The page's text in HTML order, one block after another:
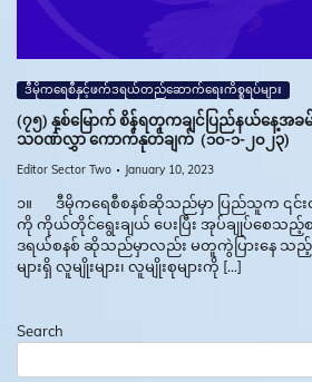
ဒီမိုကရေစီနှင့်ဖက်ဒရယ်တည်ဆောက်‌ရေးကိစ္စရပ်များ
(၇၅) နှစ်မြောက် စိန်ရတုကချင်ပြည်နယ်နေ့အခ
သဝဏ်လွှာ ကောက်နုတ်ချက် (၁၀-၁-၂၀၂၃)
Editor Sector Two January 10, 2023
၁။ ဒီမိုကရေစီစနစ်ဆိုသည်မှာ ပြည်သူက ၎င်းတို့
ကို ကိုယ်တိုင်ရွေးချယ် ပေးပြီး အုပ်ချုပ်စေသည့်
ဒရယ်စနစ် ဆိုသည်မှာလည်း မတူကွဲပြားနေ သည့်
များရှိ လူမျိုးများ၊ လူမျိုးစုများကို […]
Search